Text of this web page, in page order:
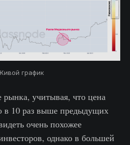
график
рынка, учитывая, что цена
в 10 раз выше предыдущих
очень похожее
однако в большей